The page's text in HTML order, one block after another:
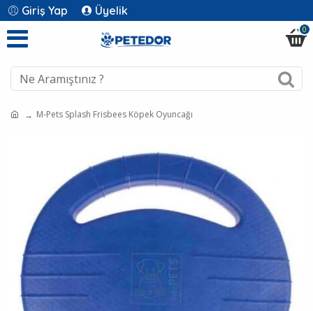
Giriş Yap Üyelik
0
M-Pets Splash Frisbees Köpek Oyuncağı